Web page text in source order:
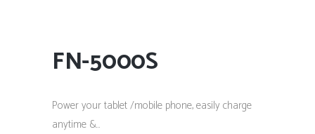
FN-5000S
Power your tablet /mobile phone, easily charge
anytime &…